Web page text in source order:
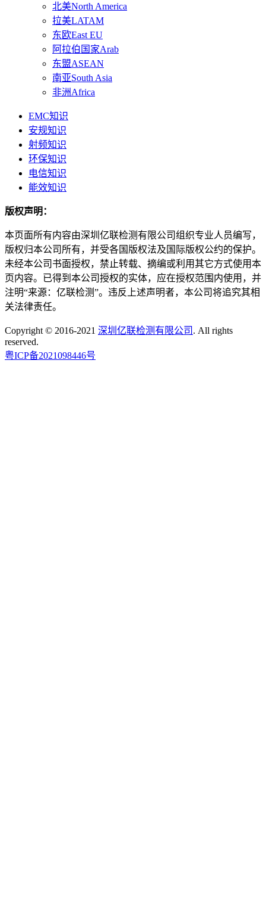
北美North America
拉美LATAM
东欧East EU
阿拉伯国家Arab
东盟ASEAN
南亚South Asia
非洲Africa
EMC知识
安规知识
射频知识
环保知识
电信知识
能效知识
版权声明：
本页面所有内容由深圳亿联检测有限公司组织专业人员编写，
版权归本公司所有，并受各国版权法及国际版权公约的保护。
未经本公司书面授权，禁止转载、摘编或利用其它方式使用本
页内容。已得到本公司授权的实体，应在授权范围内使用，并
注明“来源：亿联检测”。违反上述声明者，本公司将追究其相
关法律责任。
Copyright © 2016-2021 深圳亿联检测有限公司 . All rights
reserved.
粤ICP备2021098446号